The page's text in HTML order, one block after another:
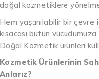
doğal kozmetiklere
Hem yaşanılabilir bir çevre
kısacası bütün
Doğal Kozmetik ürünleri
Kozmetik Ürünlerinin
Anlarız?